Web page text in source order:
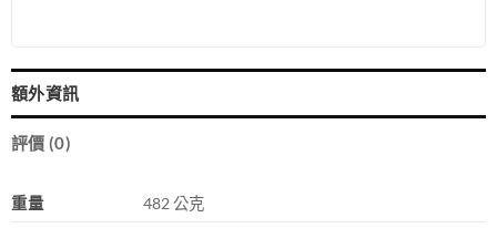
額外資訊
評價 (0)
重量
482 公克